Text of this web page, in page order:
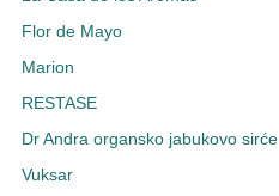
Flor de Mayo
Marion
RESTASE
Dr Andra organsko jabukovo sirće
Vuksar